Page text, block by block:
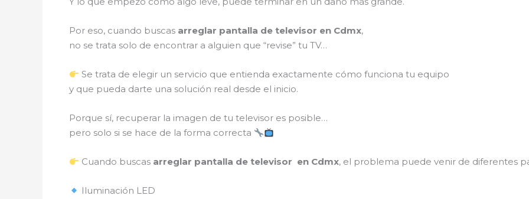
Por eso, cuando buscas arreglar pantalla de televisor en Cdmx,
no se trata solo de encontrar a alguien que “revise” tu TV…
Se trata de elegir un servicio que entienda exactamente cómo funciona tu equipo
y que pueda darte una solución real desde el inicio.
Porque sí, recuperar la imagen de tu televisor es posible…
pero solo si se hace de la forma correcta
Cuando buscas arreglar pantalla de televisor en Cdmx, el problema puede venir de diferentes
Iluminación LED